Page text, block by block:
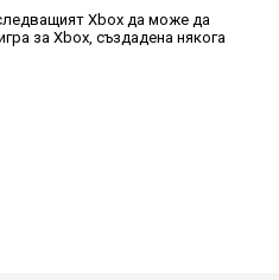
Xbox да може да
за Xbox, създадена някога